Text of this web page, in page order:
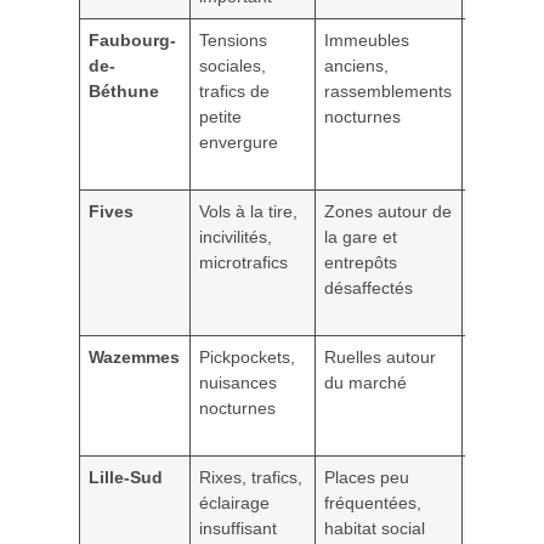
Faubourg-
de-
Béthune
Tensions
sociales,
trafics de
petite
envergure
Immeubles
anciens,
rassemblements
nocturnes
Fives
Vols à la tire,
incivilités,
microtrafics
Zones autour de
la gare et
entrepôts
désaffectés
Wazemmes
Pickpockets,
nuisances
nocturnes
Ruelles autour
du marché
Lille-Sud
Rixes, trafics,
éclairage
insuffisant
Places peu
fréquentées,
habitat social